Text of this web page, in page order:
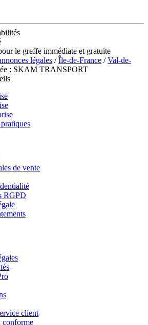
le greffe immédiate et gratuite
légales /Île-de-France /Val-de-
: SKAM TRANSPORT
de vente
RGPD
client
conforme